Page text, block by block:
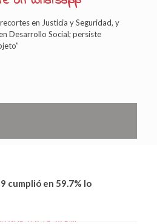
en Justicia y Seguridad, y
Desarrollo Social; persiste
cumplió en 59.7% lo